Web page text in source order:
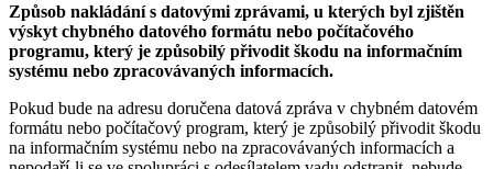
Způsob nakládání s datovými zprávami, u kterých byl zjištěn
výskyt chybného datového formátu nebo počítačového
programu, který je způsobilý přivodit škodu na informačním
systému nebo zpracovávaných informacích.
Pokud bude na adresu doručena datová zpráva v chybném datovém
formátu nebo počítačový program, který je způsobilý přivodit škodu
na informačním systému nebo na zpracovávaných informacích a